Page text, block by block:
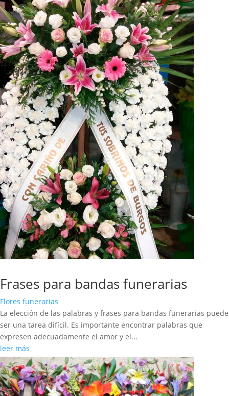
Frases para bandas funerarias
Flores funerarias
La elección de las palabras y frases para bandas funerarias puede
ser una tarea difícil. Es importante encontrar palabras que
expresen adecuadamente el amor y el...
leer más